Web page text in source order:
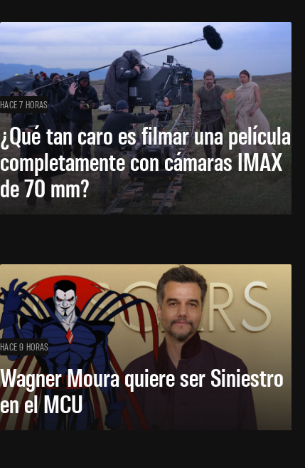
HACE 7 HORAS
¿Qué tan caro es filmar una película
completamente con cámaras IMAX
de 70 mm?
HACE 9 HORAS
Wagner Moura quiere ser Siniestro
en el MCU